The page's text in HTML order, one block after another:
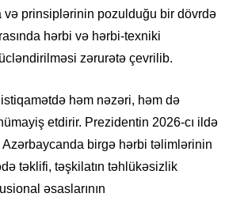
və prinsiplərinin pozulduğu bir dövrdə
hərbi və hərbi-texniki
zərurətə çevrilib.
həm nəzəri, həm də
etdirir. Prezidentin 2026-cı ildə
birgə hərbi təlimlərinin
təklifi, təşkilatın təhlükəsizlik
əsaslarının